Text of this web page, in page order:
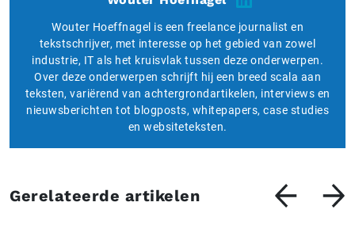
Wouter Hoeffnagel is een freelance journalist en
tekstschrijver, met interesse op het gebied van zowel
industrie, IT als het kruisvlak tussen deze onderwerpen.
Over deze onderwerpen schrijft hij een breed scala aan
teksten, variërend van achtergrondartikelen, interviews en
nieuwsberichten tot blogposts, whitepapers, case studies
en websiteteksten.
Gerelateerde artikelen